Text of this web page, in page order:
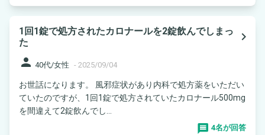
1回1錠で処方されたカロナールを2錠飲んでしまっ
た
navigate_next
person 40代/女性 - 2025/09/04
お世話になります。 風邪症状があり内科で処方薬をいただい
ていたのですが、1回1錠で処方されていたカロナール500mg
を間違えて2錠飲んでし...
4名が回答